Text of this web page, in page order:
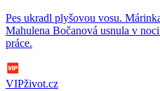
Pes ukradl plyšovou vosu.
Mahulena Bočanová usnula v
práce.
VIPživot.cz